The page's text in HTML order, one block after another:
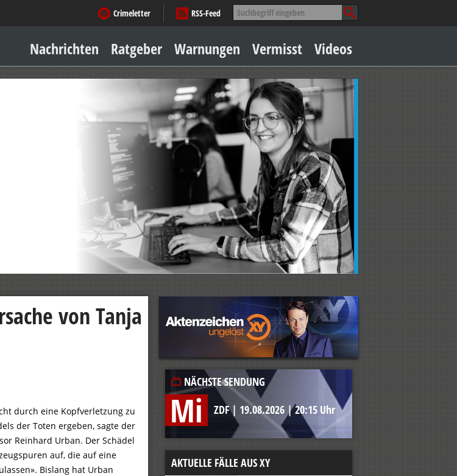
Suche
nach:
Crimeletter
RSS-Feed
Inhalt
springen
Nachrichten Ratgeber
Sicher zu Hause
Geld & Einkauf
Amore & mehr
Mobiles Leben
Arbeitsleben
Warnungen Vermisst Videos
von Tanja
durch eine Kopfverletzung zu
der Toten ergeben, sagte der
Reinhard Urban. Der Schädel
auf, die auf eine
Bislang hat Urban
NÄCHSTE SENDUNG
Mi ZDF| 19.08.2026 |20:15 Uhr
AKTUELLE FÄLLE AUS XY